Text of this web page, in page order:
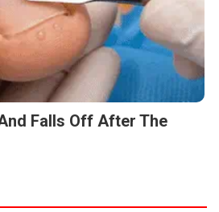
Falls Off After The